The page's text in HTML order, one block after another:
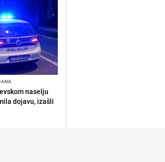
naselju
dojavu, izašli